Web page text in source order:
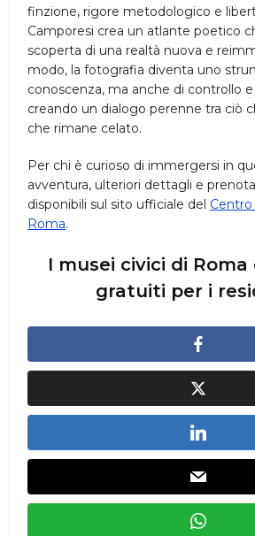
finzione, rigore metodologico e
Camporesi crea un atlante poetico
scoperta di una realtà nuova e
modo, la fotografia diventa uno
conoscenza, ma anche di controllo
creando un dialogo perenne tra ciò
che rimane celato.
Per chi è curioso di immergersi in
avventura, ulteriori dettagli e
disponibili sul sito ufficiale del
Roma.
I musei civici di
gratuiti per i